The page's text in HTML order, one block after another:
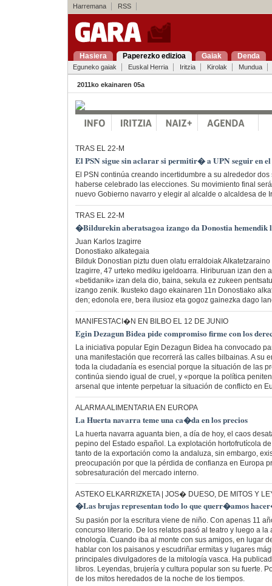
Harremana RSS
Hasiera Paperezko edizioa Gaiak Denda
Eguneko gaiak Euskal Herria Iritzia Kirolak Mundua
2011ko ekainaren 05a
TRAS EL 22-M
El PSN sigue sin aclarar si permitir� a UPN seguir en
El PSN continúa creando incertidumbre a su alrededor
haberse celebrado las elecciones. Su movimiento final
nuevo Gobierno navarro y elegir al alcalde o alcaldesa de
TRAS EL 22-M
�Bildurekin aberatsagoa izango da Donostia
Juan Karlos Izagirre
Donostiako alkategaia
Bilduk Donostian piztu duen olatu erraldoiak
Izagirre, 47 urteko mediku igeldoarra. Hiriburuan izan den
«betidanik» izan dela dio, baina, sekula ez zukeen
izango zenik. Ikusteko dago ekainaren 11n Donostiako
den; edonola ere, bera ilusioz eta gogoz gainezka dago
MANIFESTACI�N EN BILBO EL 12 DE JUNIO
Egin Dezagun Bidea pide compromiso firme con los
La iniciativa popular Egin Dezagun Bidea ha convocado
una manifestación que recorrerá las calles bilbainas. A su
toda la ciudadanía es esencial porque la situación de las
continúa siendo igual de cruel, y «porque la política
arsenal que intente perpetuar la situación de conflicto en
ALARMA ALIMENTARIA EN EUROPA
La Huerta navarra teme una ca�da en los precios
La huerta navarra aguanta bien, a día de hoy, el caos
pepino del Estado español. La explotación hortofrutícola
tanto de la exportación como la andaluza, sin embargo,
preocupación por que la pérdida de confianza en Europa
sobresaturación del mercado interno.
ASTEKO ELKARRIZKETA | JOS� DUESO, DE MITOS Y
�Las brujas representan todo lo que querr�amos
Su pasión por la escritura viene de niño. Con apenas 11
concurso literario. De los relatos pasó al teatro y luego a la
etnología. Cuando iba al monte con sus amigos, en lugar
hablar con los paisanos y escudriñar ermitas y lugares
principales divulgadores de la mitología vasca. Ha
libros. Leyendas, brujería y cultura popular son su fuerte.
de los mitos heredados de la noche de los tiempos.